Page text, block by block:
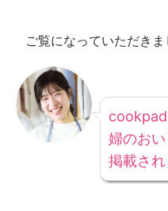
ご覧になっていただき
cookpad
婦のお
掲載され